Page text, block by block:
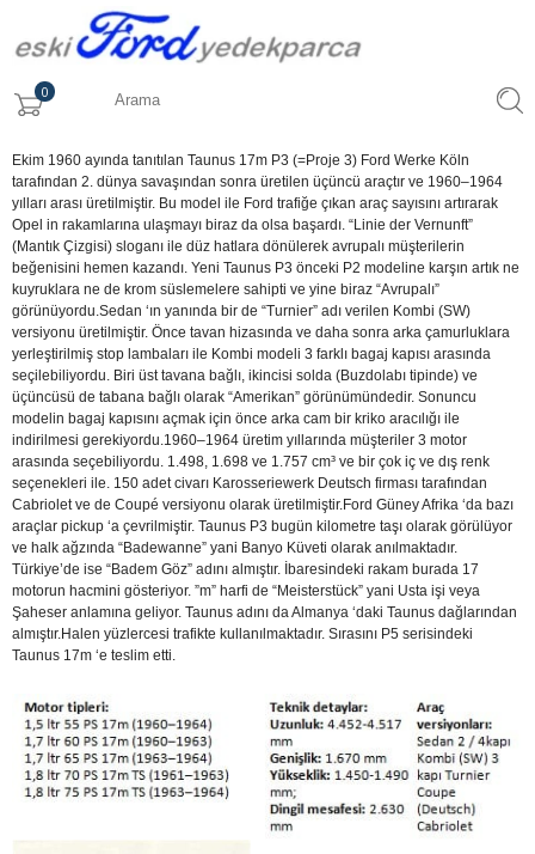
0
Ekim 1960 ayında tanıtılan Taunus 17m P3 (=Proje 3) Ford Werke Köln
tarafından 2. dünya savaşından sonra üretilen üçüncü araçtır ve 1960–1964
yılları arası üretilmiştir. Bu model ile Ford trafiğe çıkan araç sayısını artırarak
Opel in rakamlarına ulaşmayı biraz da olsa başardı. “Linie der Vernunft”
(Mantık Çizgisi) sloganı ile düz hatlara dönülerek avrupalı müşterilerin
beğenisini hemen kazandı. Yeni Taunus P3 önceki P2 modeline karşın artık ne
kuyruklara ne de krom süslemelere sahipti ve yine biraz “Avrupalı”
görünüyordu.Sedan ‘ın yanında bir de “Turnier” adı verilen Kombi (SW)
versiyonu üretilmiştir. Önce tavan hizasında ve daha sonra arka çamurluklara
yerleştirilmiş stop lambaları ile Kombi modeli 3 farklı bagaj kapısı arasında
seçilebiliyordu. Biri üst tavana bağlı, ikincisi solda (Buzdolabı tipinde) ve
üçüncüsü de tabana bağlı olarak “Amerikan” görünümündedir. Sonuncu
modelin bagaj kapısını açmak için önce arka cam bir kriko aracılığı ile
indirilmesi gerekiyordu.1960–1964 üretim yıllarında müşteriler 3 motor
arasında seçebiliyordu. 1.498, 1.698 ve 1.757 cm³ ve bir çok iç ve dış renk
seçenekleri ile. 150 adet civarı Karosseriewerk Deutsch firması tarafından
Cabriolet ve de Coupé versiyonu olarak üretilmiştir.Ford Güney Afrika ‘da bazı
araçlar pickup ‘a çevrilmiştir. Taunus P3 bugün kilometre taşı olarak görülüyor
ve halk ağzında “Badewanne” yani Banyo Küveti olarak anılmaktadır.
Türkiye’de ise “Badem Göz” adını almıştır. İbaresindeki rakam burada 17
motorun hacmini gösteriyor. ”m” harfi de “Meisterstück” yani Usta işi veya
Şaheser anlamına geliyor. Taunus adını da Almanya ‘daki Taunus dağlarından
almıştır.Halen yüzlercesi trafikte kullanılmaktadır. Sırasını P5 serisindeki
Taunus 17m ‘e teslim etti.